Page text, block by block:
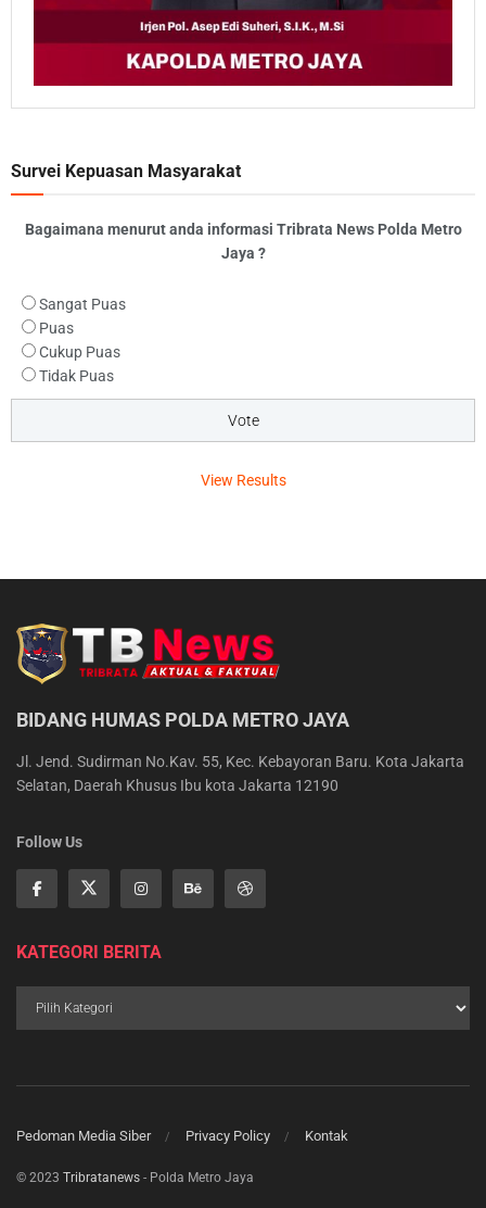
Survei Kepuasan Masyarakat
Bagaimana menurut anda informasi Tribrata News Polda Metro
Jaya ?
Sangat Puas
Puas
Cukup Puas
Tidak Puas
View Results
BIDANG HUMAS POLDA METRO JAYA
Jl. Jend. Sudirman No.Kav. 55, Kec. Kebayoran Baru. Kota Jakarta
Selatan, Daerah Khusus Ibu kota Jakarta 12190
Follow Us
KATEGORI BERITA
Pedoman Media Siber Privacy Policy Kontak
© 2023 Tribratanews - Polda Metro Jaya